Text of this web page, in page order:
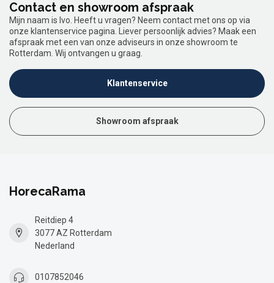
Contact en showroom afspraak
Mijn naam is Ivo. Heeft u vragen? Neem contact met ons op via
onze klantenservice pagina. Liever persoonlijk advies? Maak een
afspraak met een van onze adviseurs in onze showroom te
Rotterdam. Wij ontvangen u graag.
Klantenservice
Showroom afspraak
HorecaRama
Reitdiep 4
3077 AZ Rotterdam
Nederland
0107852046